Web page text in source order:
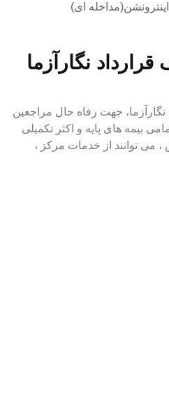
ای)
نگارآزما
جهت رفاه حال مراجعین
بیمه های پایه و اکثر تکمیلی
توانند از خدمات مرکز ،